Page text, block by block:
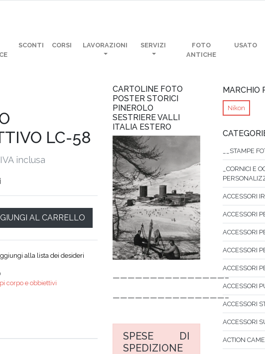
SCONTI CORSI LAVORAZIONI SERVIZI
FOTO
ANTICHE
USATO
LC-58
IVA inclusa
AL CARRELLO
alla lista dei desideri
corpo e obbiettivi
CARTOLINE FOTO
POSTER STORICI
PINEROLO
SESTRIERE VALLI
ITALIA ESTERO
———————————————–
———————————————–
SPESE DI
SPEDIZIONE
MARCHIO
Nikon
__STAMPE
_CORNICI E
ACCESSORI
ACCESSORI
ACCESSORI
ACCESSORI
ACCESSORI
ACCESSORI
ACCESSORI
ACCESSORI
ACTION